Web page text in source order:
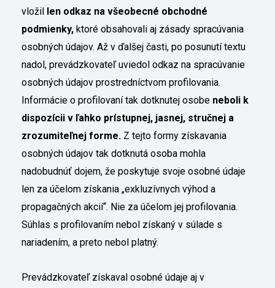
vložil len odkaz na všeobecné obchodné
podmienky, ktoré obsahovali aj zásady spracúvania
osobných údajov. Až v ďalšej časti, po posunutí textu
nadol, prevádzkovateľ uviedol odkaz na spracúvanie
osobných údajov prostredníctvom profilovania.
Informácie o profilovaní tak dotknutej osobe neboli k
dispozícii v ľahko prístupnej, jasnej, stručnej a
zrozumiteľnej forme. Z tejto formy získavania
osobných údajov tak dotknutá osoba mohla
nadobudnúť dojem, že poskytuje svoje osobné údaje
len za účelom získania „exkluzívnych výhod a
propagačných akcií“. Nie za účelom jej profilovania.
Súhlas s profilovaním nebol získaný v súlade s
nariadením, a preto nebol platný.
Prevádzkovateľ získaval osobné údaje aj v